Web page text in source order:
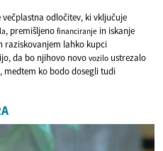
večplastna odločitev, ki vključuje
, premišljeno financiranje in iskanje
raziskovanjem lahko kupci
da bo njihovo novo vozilo ustrezalo
, medtem ko bodo dosegli tudi